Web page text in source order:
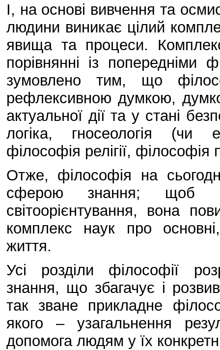
І, на основі вивчення та
людини виникає цілий
явища та процеси.
порівнянні із попередніми
зумовлено тим, що
рефлексивною думкою,
актуальної дії та у стані
логіка, гносеологія (чи
філософія релігії, філософія
Отже, філософія на
сферою знання; щоб
світоорієнтування, вона
комплекс наук про
життя.
Усі розділи філософії
знання, що збагачує і
так зване прикладне
якого – узагальнення
допомога людям у їх